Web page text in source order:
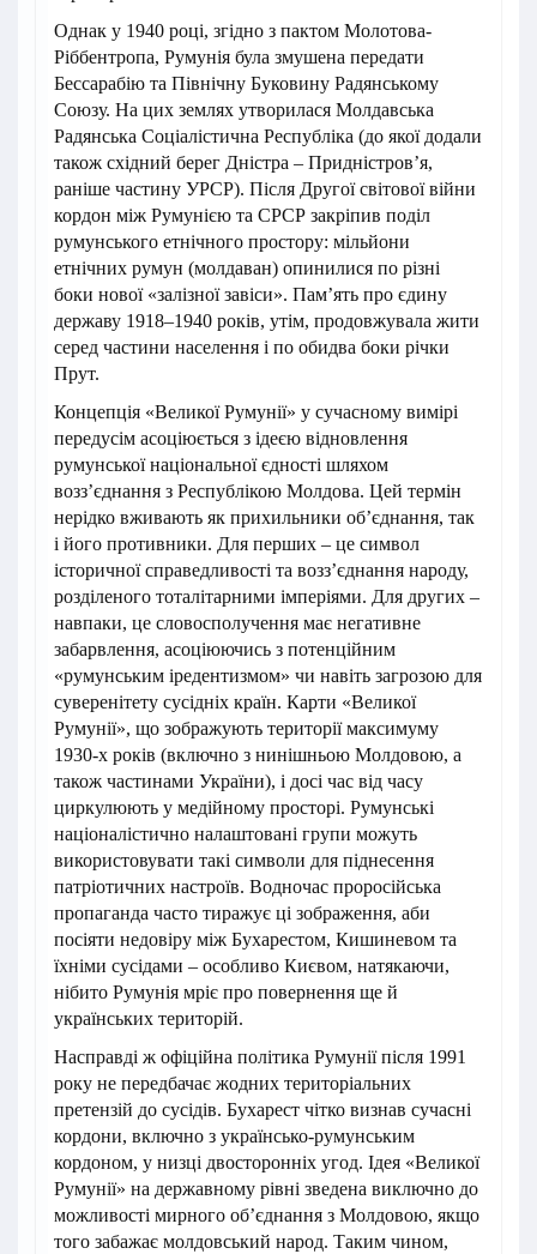
Однак у 1940 році, згідно з пактом Молотова-
Ріббентропа, Румунія була змушена передати
Бессарабію та Північну Буковину Радянському
Союзу. На цих землях утворилася Молдавська
Радянська Соціалістична Республіка (до якої додали
також східний берег Дністра – Придністров’я,
раніше частину УРСР). Після Другої світової війни
кордон між Румунією та СРСР закріпив поділ
румунського етнічного простору: мільйони
етнічних румун (молдаван) опинилися по різні
боки нової «залізної завіси». Пам’ять про єдину
державу 1918–1940 років, утім, продовжувала жити
серед частини населення і по обидва боки річки
Прут.
Концепція «Великої Румунії» у сучасному вимірі
передусім асоціюється з ідеєю відновлення
румунської національної єдності шляхом
возз’єднання з Республікою Молдова. Цей термін
нерідко вживають як прихильники об’єднання, так
і його противники. Для перших – це символ
історичної справедливості та возз’єднання народу,
розділеного тоталітарними імперіями. Для других –
навпаки, це словосполучення має негативне
забарвлення, асоціюючись з потенційним
«румунським іредентизмом» чи навіть загрозою для
суверенітету сусідніх країн. Карти «Великої
Румунії», що зображують території максимуму
1930-х років (включно з нинішньою Молдовою, а
також частинами України), і досі час від часу
циркулюють у медійному просторі. Румунські
націоналістично налаштовані групи можуть
використовувати такі символи для піднесення
патріотичних настроїв. Водночас проросійська
пропаганда часто тиражує ці зображення, аби
посіяти недовіру між Бухарестом, Кишиневом та
їхніми сусідами – особливо Києвом, натякаючи,
нібито Румунія мріє про повернення ще й
українських територій.
Насправді ж офіційна політика Румунії після 1991
року не передбачає жодних територіальних
претензій до сусідів. Бухарест чітко визнав сучасні
кордони, включно з українсько-румунським
кордоном, у низці двосторонніх угод. Ідея «Великої
Румунії» на державному рівні зведена виключно до
можливості мирного об’єднання з Молдовою, якщо
того забажає молдовський народ. Таким чином,